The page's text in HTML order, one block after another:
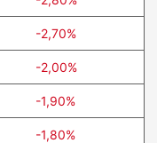
-2,70%
-2,00%
-1,90%
-1,80%